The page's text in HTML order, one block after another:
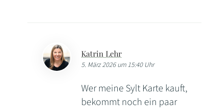
Katrin Lehr
5. März 2026 um 15:40 Uhr
Wer meine Sylt Karte kauft,
bekommt noch ein paar